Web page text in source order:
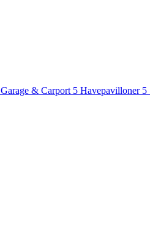
Garage & Carport 5 Havepavilloner 5